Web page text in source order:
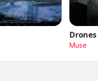
Drones
Muse